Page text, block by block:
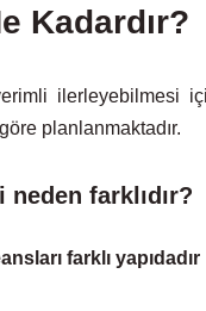
Kadardır?
ilerleyebilmesi
planlanmaktadır.
farklıdır?
farklı yapıdadır